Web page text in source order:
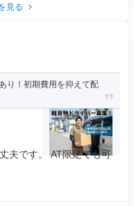
見る
り！初期費用を抑えて配
夫です。 AT限定でも可